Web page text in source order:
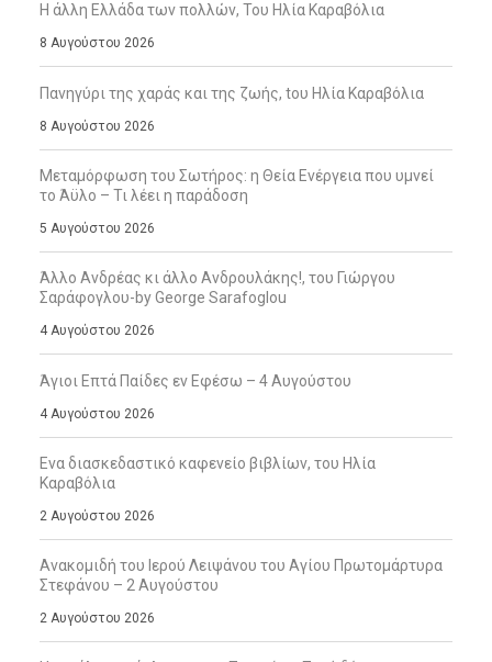
Η άλλη Ελλάδα των πολλών, Του Ηλία Καραβόλια
8 Αυγούστου 2026
Πανηγύρι της χαράς και της ζωής, tου Ηλία Καραβόλια
8 Αυγούστου 2026
Μεταμόρφωση του Σωτήρος: η Θεία Ενέργεια που υμνεί
το Άϋλο – Τι λέει η παράδοση
5 Αυγούστου 2026
Άλλο Ανδρέας κι άλλο Ανδρουλάκης!, του Γιώργου
Σαράφογλου-by George Sarafoglou
4 Αυγούστου 2026
Άγιοι Επτά Παίδες εν Εφέσω – 4 Αυγούστου
4 Αυγούστου 2026
Ενα διασκεδαστικό καφενείο βιβλίων, του Ηλία
Καραβόλια
2 Αυγούστου 2026
Ανακομιδή του Ιερού Λειψάνου του Αγίου Πρωτομάρτυρα
Στεφάνου – 2 Αυγούστου
2 Αυγούστου 2026